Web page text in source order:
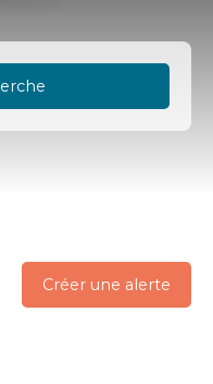
Créer une alerte